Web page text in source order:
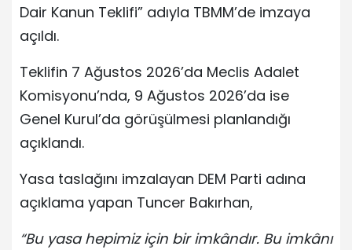
Dair Kanun Teklifi” adıyla TBMM’de imzaya
açıldı.
Teklifin 7 Ağustos 2026’da Meclis Adalet
Komisyonu’nda, 9 Ağustos 2026’da ise
Genel Kurul’da görüşülmesi planlandığı
açıklandı.
Yasa taslağını imzalayan DEM Parti adına
açıklama yapan Tuncer Bakırhan,
“Bu yasa hepimiz için bir imkândır. Bu imkânı